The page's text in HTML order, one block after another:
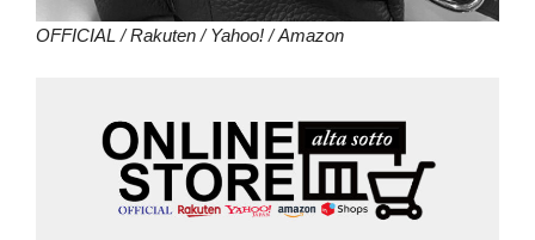
OFFICIAL /Rakuten/Yahoo!/Amazon